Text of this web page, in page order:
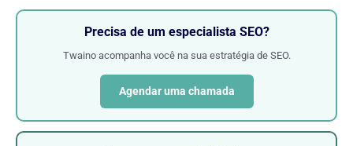
Precisa de um especialista SEO?
Twaino acompanha você na sua estratégia de SEO.
Agendar uma chamada